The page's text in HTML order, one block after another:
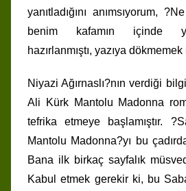
yanıtladığını anımsıyorum,
benim kafamın içinde
hazırlanmıştı, yazıya
Niyazi Ağırnaslı?nın verdiği
Ali Kürk Mantolu Madonna
tefrika etmeye başlamıştır.
Mantolu Madonna?yı bu
Bana ilk birkaç sayfalık
Kabul etmek gerekir ki, bu